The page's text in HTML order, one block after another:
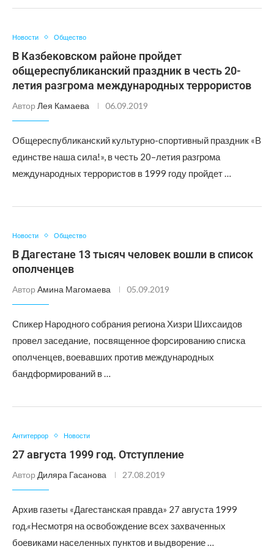
Новости Общество
В Казбековском районе пройдет
общереспубликанский праздник в честь 20-
летия разгрома международных террористов
Автор Лея Камаева 06.09.2019
Общереспубликанский культурно-спортивный праздник «В
единстве наша сила!», в честь 20–летия разгрома
международных террористов в 1999 году пройдет …
Новости Общество
В Дагестане 13 тысяч человек вошли в список
ополченцев
Автор Амина Магомаева 05.09.2019
Спикер Народного собрания региона Хизри Шихсаидов
провел заседание, посвященное форсированию списка
ополченцев, воевавших против международных
бандформирований в …
Антитеррор Новости
27 августа 1999 год. Отступление
Автор Диляра Гасанова 27.08.2019
Архив газеты «Дагестанская правда» 27 августа 1999
год.«Несмотря на освобождение всех захваченных
боевиками населенных пунктов и выдворение …